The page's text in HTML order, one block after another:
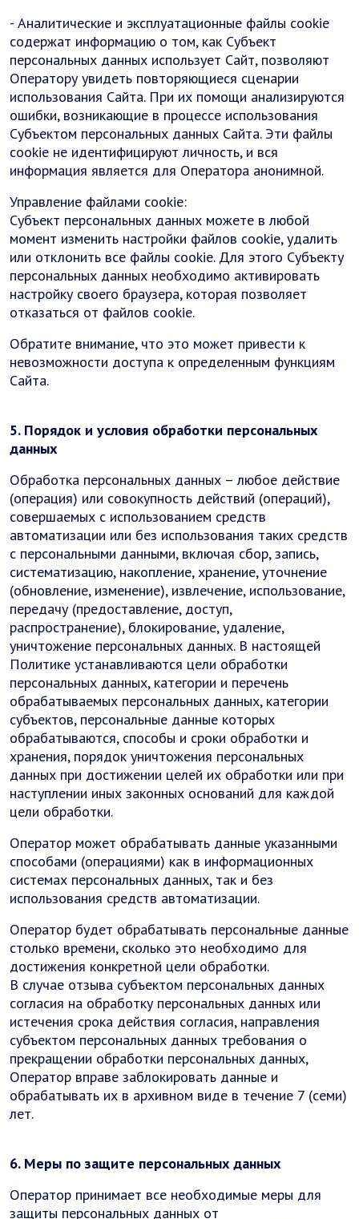
- Аналитические и эксплуатационные файлы cookie
содержат информацию о том, как Субъект
персональных данных использует Сайт, позволяют
Оператору увидеть повторяющиеся сценарии
использования Сайта. При их помощи анализируются
ошибки, возникающие в процессе использования
Субъектом персональных данных Сайта. Эти файлы
cookie не идентифицируют личность, и вся
информация является для Оператора анонимной.
Управление файлами cookie:
Субъект персональных данных можете в любой
момент изменить настройки файлов cookie, удалить
или отклонить все файлы cookie. Для этого Субъекту
персональных данных необходимо активировать
настройку своего браузера, которая позволяет
отказаться от файлов cookie.
Обратите внимание, что это может привести к
невозможности доступа к определенным функциям
Сайта.
5. Порядок и условия обработки персональных
данных
Обработка персональных данных – любое действие
(операция) или совокупность действий (операций),
совершаемых с использованием средств
автоматизации или без использования таких средств
с персональными данными, включая сбор, запись,
систематизацию, накопление, хранение, уточнение
(обновление, изменение), извлечение, использование,
передачу (предоставление, доступ,
распространение), блокирование, удаление,
уничтожение персональных данных. В настоящей
Политике устанавливаются цели обработки
персональных данных, категории и перечень
обрабатываемых персональных данных, категории
субъектов, персональные данные которых
обрабатываются, способы и сроки обработки и
хранения, порядок уничтожения персональных
данных при достижении целей их обработки или при
наступлении иных законных оснований для каждой
цели обработки.
Оператор может обрабатывать данные указанными
способами (операциями) как в информационных
системах персональных данных, так и без
использования средств автоматизации.
Оператор будет обрабатывать персональные данные
столько времени, сколько это необходимо для
достижения конкретной цели обработки.
В случае отзыва субъектом персональных данных
согласия на обработку персональных данных или
истечения срока действия согласия, направления
субъектом персональных данных требования о
прекращении обработки персональных данных,
Оператор вправе заблокировать данные и
обрабатывать их в архивном виде в течение 7 (семи)
лет.
6. Меры по защите персональных данных
Оператор принимает все необходимые меры для
защиты персональных данных от